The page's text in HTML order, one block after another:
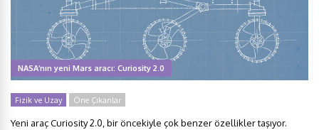
NASA’nın yeni Mars aracı: Curiosity 2.0
Fizik ve Uzay Öne Çıkanlar
Yeni araç Curiosity 2.0, bir öncekiyle çok benzer özellikler taşıyor.